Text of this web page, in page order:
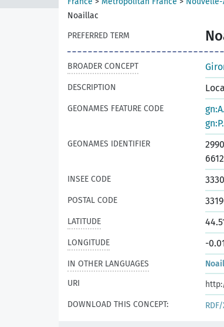
Noaillac
PREFERRED TERM
BROADER CONCEPT
DESCRIPTION
GEONAMES FEATURE CODE
GEONAMES IDENTIFIER
INSEE CODE
POSTAL CODE
LATITUDE
LONGITUDE -
IN OTHER LANGUAGES
URI
DOWNLOAD THIS CONCEPT: